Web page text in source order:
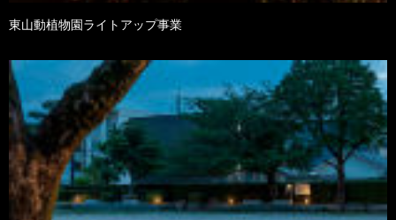
東山動植物園ライトアップ事業